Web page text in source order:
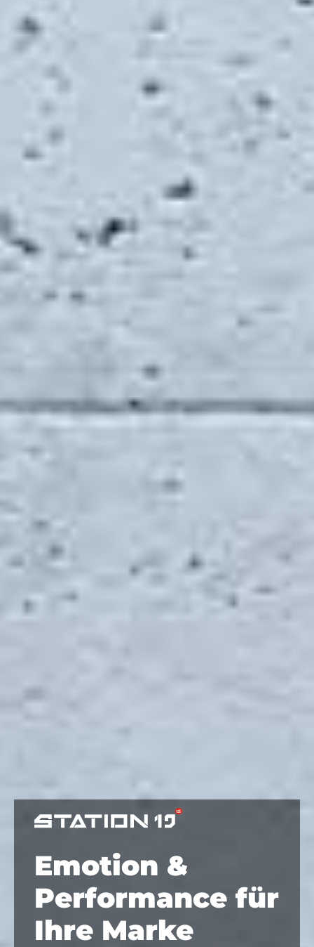
Emotion &
Performance für
Ihre Marke